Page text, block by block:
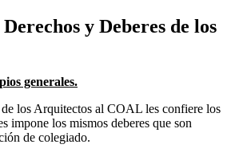
y Deberes de los
generales.
los Arquitectos al COAL les confiere los
impone los mismos deberes que son
de colegiado.